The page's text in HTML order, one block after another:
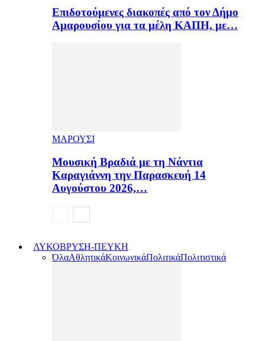
Επιδοτούμενες διακοπές από τον Δήμο
Αμαρουσίου για τα μέλη ΚΑΠΗ, με…
ΜΑΡΟΥΣΙ
Μουσική Βραδιά με τη Νάντια
Καραγιάννη την Παρασκευή 14
Αυγούστου 2026,…
ΛΥΚΟΒΡΥΣΗ-ΠΕΥΚΗ
ΌλαΑθλητικάΚοινωνικάΠολιτικάΠολιτιστικά